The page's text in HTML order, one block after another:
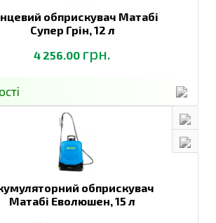
обприскувач Матабі
Супер Грін,12 л
4 256.00 грн.
обприскувач
Матабі Еволюшен,15 л